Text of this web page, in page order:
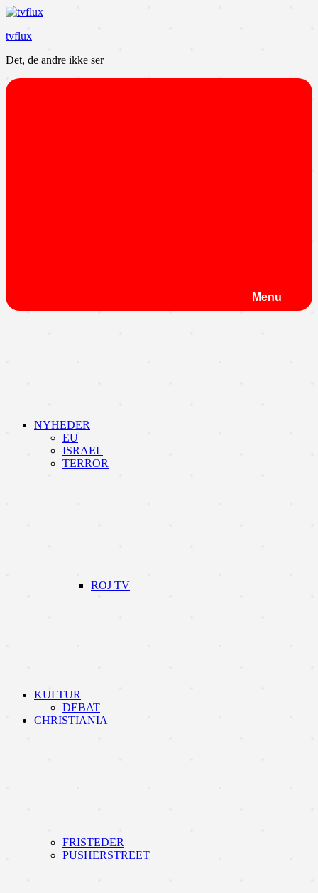
Videre
indhold
tvflux
Det, de andre ikke ser
Menu
NYHEDER
EU
ISRAEL
TERROR
ROJ TV
KULTUR
DEBAT
CHRISTIANIA
FRISTEDER
PUSHERSTREET